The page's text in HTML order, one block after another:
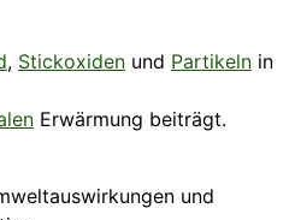
, Stickoxiden und Partikeln in
Erwärmung beiträgt.
und